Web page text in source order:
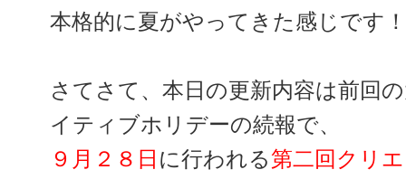
本格的に夏がやってきた感じです！
さてさて、本日の更新内容は前回
イティブホリデーの続報で、
９月２８日 に行われる第二回クリ